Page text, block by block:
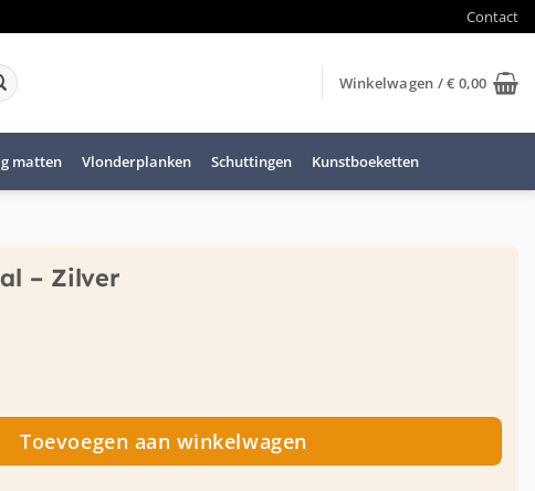
Contact
Winkelwagen /€ 0,00
matten Vlonderplanken Schuttingen Kunstboeketten
– Zilver
aantal
Toevoegen aan winkelwagen